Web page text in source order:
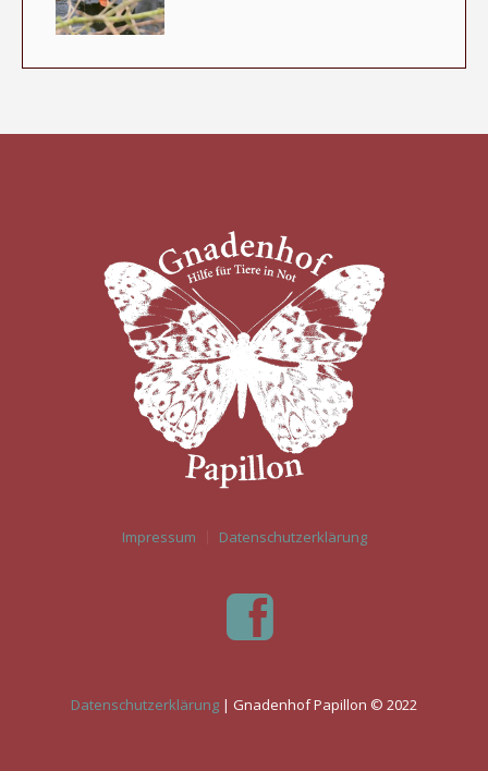
Impressum Datenschutzerklärung
Datenschutzerklärung | Gnadenhof Papillon © 2022